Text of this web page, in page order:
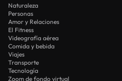
Naturaleza
Personas
Amor y Relaciones
El Fitness
Videografía aérea
Comida y bebida
Viajes
Transporte
Tecnología
Zoom de fondo virtual